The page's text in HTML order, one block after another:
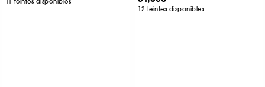
12 teintes disponibles